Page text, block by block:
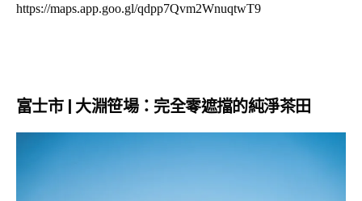
https://maps.app.goo.gl/qdpp7Qvm2WnuqtwT9
富士市 | 大淵笹場：完全零遮擋的純淨茶田